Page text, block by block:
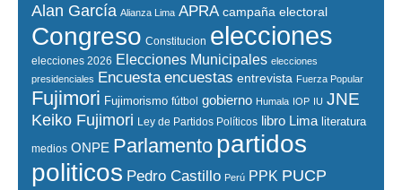
Alan García Alianza Lima APRA campaña electoral
Congreso Constitucion elecciones
elecciones 2026 Elecciones Municipales elecciones
presidenciales Encuesta encuestas entrevista Fuerza Popular
Fujimori Fujimorismo fútbol gobierno Humala IOP IU JNE
Keiko Fujimori Ley de Partidos Políticos libro Lima literatura
medios ONPE Parlamento partidos
politicos Pedro Castillo Perú PPK PUCP